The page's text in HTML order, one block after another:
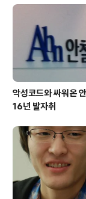
자신의 연출 의도를 명
미지뿐 아니라 제작에
메이션의 세부적인 설
단순히 그동안 스튜디오
악성코드와 싸워온
16년 발자취